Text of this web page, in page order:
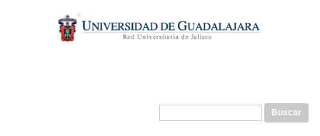
contenido
principal
Formulario de búsqueda
Buscar